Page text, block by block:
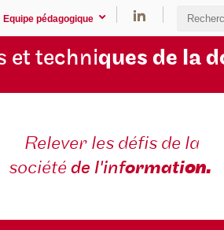
Equipe pédagogique
et techniques de la
Relever les défis de la
sociétéde l'information.